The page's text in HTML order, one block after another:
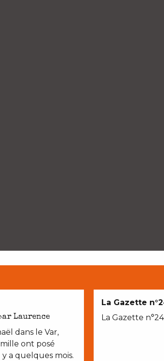
Laurence
dans le Var,
ont posé
y a quelques mois.
La Gazette
La Gazette